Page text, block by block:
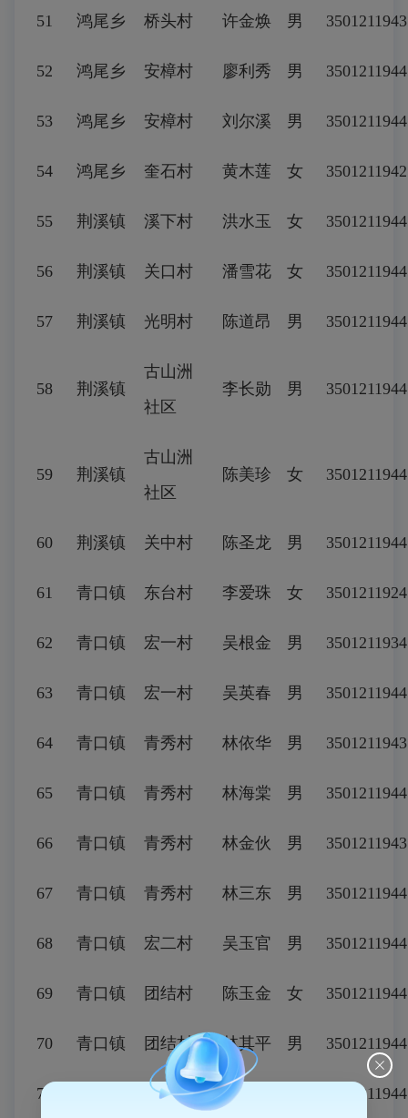
51 鸿尾乡 桥头村 许金焕 男
52 鸿尾乡 安樟村 廖利秀 男
53 鸿尾乡 安樟村 刘尔溪 男
54 鸿尾乡 奎石村 黄木莲 女
55 荆溪镇 溪下村 洪水玉 女
56 荆溪镇 关口村 潘雪花 女
57 荆溪镇 光明村 陈道昂 男
58 荆溪镇
古山洲
社区
李长勋 男
59 荆溪镇
古山洲
社区
陈美珍 女
60 荆溪镇 关中村 陈圣龙 男
61 青口镇 东台村 李爱珠 女
62 青口镇 宏一村 吴根金 男
63 青口镇 宏一村 吴英春 男
64 青口镇 青秀村 林依华 男
65 青口镇 青秀村 林海棠 男
66 青口镇 青秀村 林金伙 男
67 青口镇 青秀村 林三东 男
68 青口镇 宏二村 吴玉官 男
69 青口镇 团结村 陈玉金 女
70 青口镇 团结村 林其平 男
71 团结村 陈云英